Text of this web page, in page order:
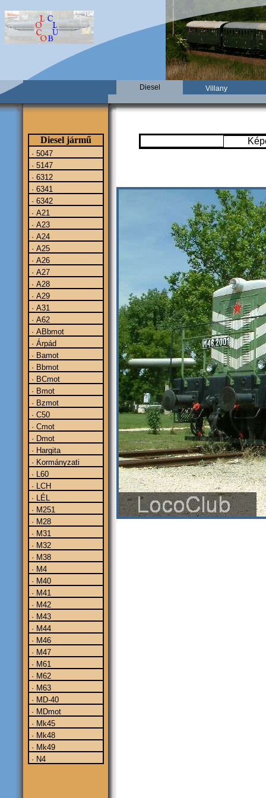
Diesel Villany
Diesel jármű
· 5047
· 5147
· 6312
· 6341
· 6342
· A21
· A23
· A24
· A25
· A26
· A27
· A28
· A29
· A31
· A62
· ABbmot
· Árpád
· Bamot
· Bbmot
· BCmot
· Bmot
· Bzmot
· C50
· Cmot
· Dmot
· Hargita
· Kormányzati
· L60
· LCH
· LÉL
· M251
· M28
· M31
· M32
· M38
· M4
· M40
· M41
· M42
· M43
· M44
· M46
· M47
· M61
· M62
· M63
· MD-40
· MDmot
· Mk45
· Mk48
· Mk49
· N4